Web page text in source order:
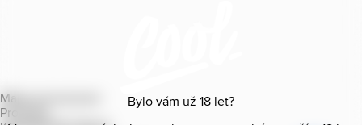
Bylo vám už 18 let?
Mapa provozoven
Produkty